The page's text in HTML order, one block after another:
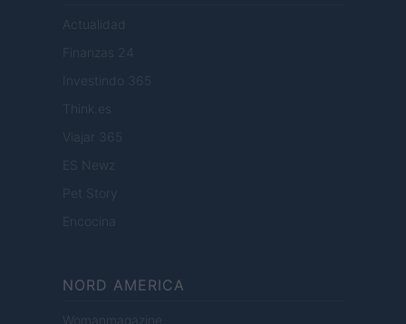
Actualidad
Finanzas 24
Investindo 365
Think.es
Viajar 365
ES Newz
Pet Story
Encocina
NORD AMERICA
Womanmagazine